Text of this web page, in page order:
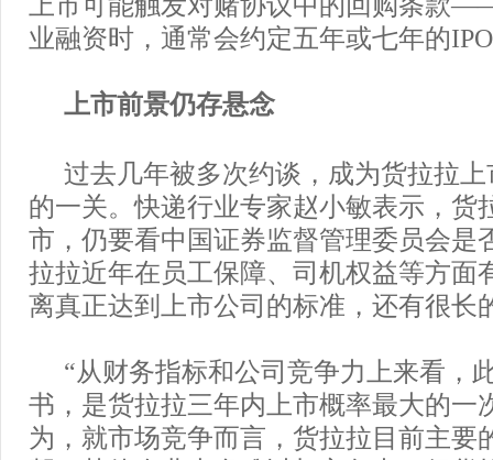
业融资时，通常会约定五年或七年的
上市前景仍存悬念
过去几年被多次约谈，成为货拉拉
的一关。快递行业专家赵小敏表示，货
市，仍要看中国证券监督管理委员会是
拉拉近年在员工保障、司机权益等方面
离真正达到上市公司的标准，还有很长
“从财务指标和公司竞争力上来看，
书，是货拉拉三年内上市概率最大的一
为，就市场竞争而言，货拉拉目前主要